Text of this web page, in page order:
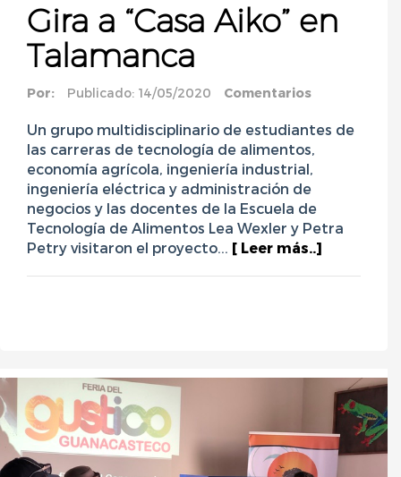
Gira a “Casa Aiko” en
Talamanca
Por: Publicado: 14/05/2020 Comentarios
Un grupo multidisciplinario de estudiantes de
las carreras de tecnología de alimentos,
economía agrícola, ingeniería industrial,
ingeniería eléctrica y administración de
negocios y las docentes de la Escuela de
Tecnología de Alimentos Lea Wexler y Petra
Petry visitaron el proyecto... [ Leer más..]